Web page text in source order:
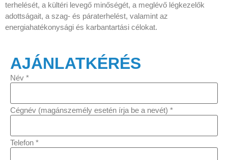
terhelését, a kültéri levegő minőségét, a meglévő légkezelők
adottságait, a szag- és páraterhelést, valamint az
energiahatékonysági és karbantartási célokat.
AJÁNLATKÉRÉS
E-mail
Üzenet
Név *
Cégnév (magánszemély esetén írja be a nevét) *
Telefon *